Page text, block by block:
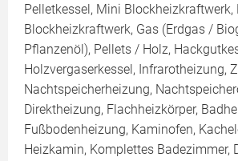
Pelletkessel, Mini Blockheizkraftwerk,
Blockheizkraftwerk, Gas (Erdgas /
Pflanzenöl), Pellets / Holz,
Holzvergaserkessel, Infrarotheizung,
Nachtspeicherheizung,
Direktheizung, Flachheizkörper,
Fußbodenheizung, Kaminofen,
Heizkamin, Komplettes Badezimmer,